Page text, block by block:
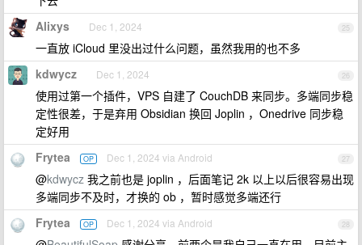
25
Alixys Dec 1, 2024
一直放 iCloud 里没出过什么问题，虽然我用的也不多
26
kdwycz Dec 1, 2024
使用过第一个插件，VPS 自建了 CouchDB 来同步。多端同步稳
定性很差，于是弃用 Obsidian 换回 Joplin ，Onedrive 同步稳
定好用
27
Frytea OP Dec 1, 2024 via Android
@kdwycz 我之前也是 joplin ，后面笔记 2k 以上以后很容易出现
多端同步不及时，才换的 ob ，暂时感觉多端还行
28
Frytea OP Dec 1, 2024 via Android